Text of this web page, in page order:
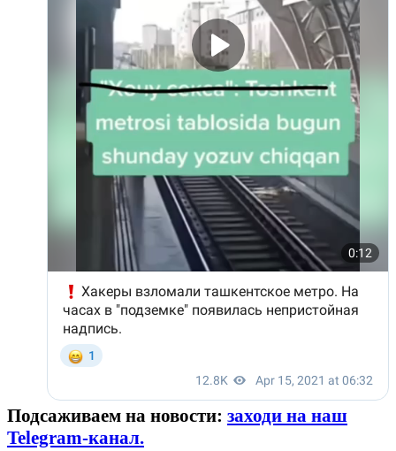
Подсаживаем на новости: заходи на наш
Telegram-канал.